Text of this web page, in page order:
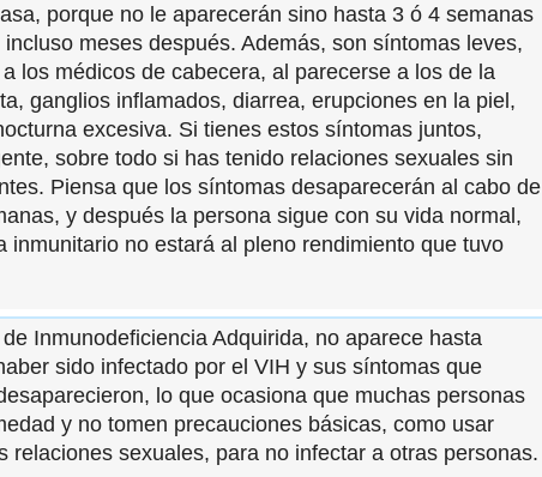
porque no le aparecerán sino hasta 3 ó 4 semanas
meses después. Además, son síntomas leves,
los médicos de cabecera, al parecerse a los de la
ganglios inflamados, diarrea, erupciones en la piel,
excesiva. Si tienes estos síntomas juntos,
sobre todo si has tenido relaciones sexuales sin
Piensa que los síntomas desaparecerán al cabo de
y después la persona sigue con su vida normal,
inmunitario no estará al pleno rendimiento que tuvo
Inmunodeficiencia Adquirida, no aparece hasta
sido infectado por el VIH y sus síntomas que
lo que ocasiona que muchas personas
y no tomen precauciones básicas, como usar
relaciones sexuales, para no infectar a otras personas.